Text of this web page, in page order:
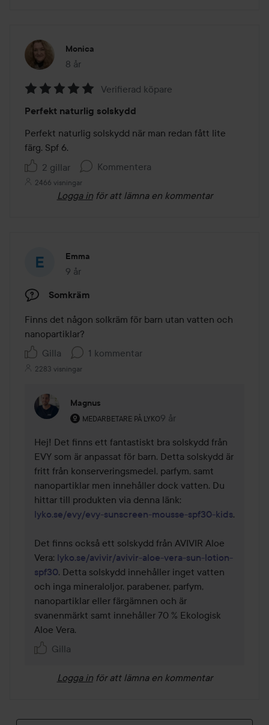
Monica
8 år
Inlägget skapades 8 år
5
av
5
Verifierad köpare
Perfekt naturlig solskydd
Perfekt naturlig solskydd när man redan fått lite
färg. Spf 6.
2 gillar
Kommentera
2466 visningar
Logga in för att lämna en kommentar
Emma
9 år
Inlägget skapades 9 år
Somkräm
Finns det någon solkräm för barn utan vatten och
nanopartiklar?
Gilla
1 kommentar
2283 visningar
Magnus
MEDARBETARE PÅ LYKO
Användarens roll: Medarbetare på Lyko.
9 år
Kommentaren lades 9 år
Hej! Det finns ett fantastiskt bra solskydd från
EVY som är anpassat för barn. Detta solskydd är
fritt från konserveringsmedel, parfym, samt
nanopartiklar men innehåller dock vatten. Du
lyko.se/evy/evy-sunscreen-mousse-spf30-kids.
Det finns också ett solskydd från AVIVIR Aloe
Vera: lyko.se/avivir/avivir-aloe-vera-sun-lotion-
spf30. Detta solskydd innehåller inget vatten
och inga mineraloljor, parabener, parfym,
nanopartiklar eller färgämnen och är
svanenmärkt samt innehåller 70 % Ekologisk
Aloe Vera.
Gilla
Logga in för att lämna en kommentar